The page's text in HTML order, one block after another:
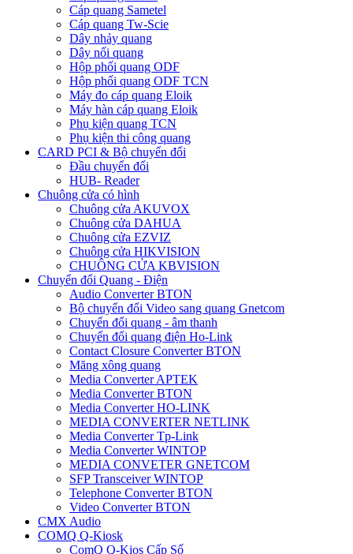
Cáp quang Sametel
Cáp quang Tw-Scie
Dây nhảy quang
Dây nối quang
Hộp phối quang ODF
Hộp phối quang ODF TCN
Máy đo cáp quang Eloik
Máy hàn cáp quang Eloik
Phụ kiện quang TCN
Phụ kiện thi công quang
CARD PCI & Bộ chuyển đổi
Đầu chuyển đổi
HUB- Reader
Chuông cửa có hình
Chuông cửa AKUVOX
Chuông cửa DAHUA
Chuông cửa EZVIZ
Chuông cửa HIKVISION
CHUÔNG CỬA KBVISION
Chuyển đổi Quang - Điện
Audio Converter BTON
Bộ chuyển đổi Video sang quang Gnetcom
Chuyển đổi quang - âm thanh
Chuyển đổi quang điện Ho-Link
Contact Closure Converter BTON
Măng xông quang
Media Converter APTEK
Media Converter BTON
Media Converter HO-LINK
MEDIA CONVERTER NETLINK
Media Converter Tp-Link
Media Converter WINTOP
MEDIA CONVETER GNETCOM
SFP Transceiver WINTOP
Telephone Converter BTON
Video Converter BTON
CMX Audio
COMQ Q-Kiosk
ComQ Q-Kios Cấp Số